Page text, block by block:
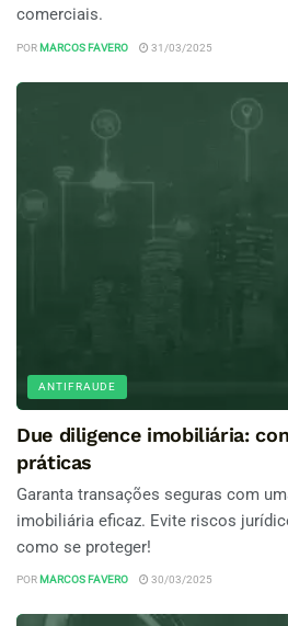
comerciais.
POR MARCOS FAVERO 31/03/2025
ANTIFRAUDE
Due diligence imobiliária:
práticas
Garanta transações seguras com
imobiliária eficaz. Evite riscos
como se proteger!
POR MARCOS FAVERO 30/03/2025